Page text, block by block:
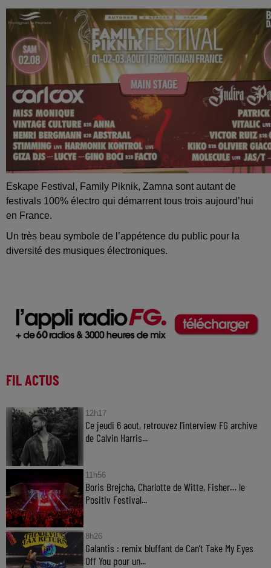
Eskape Festival, Family Piknik, Zamna sont autant de
festivals 100% électro qui démarrent tous trois aujourd’hui
en France.
Un très beau symbole de l’appétence du public pour la
diversité des musiques électroniques.
FIL ACTUS
12h17
Ce jeudi 6 aout, retrouvez l'interview FG archive
de Calvin Harris...
11h56
Boris Brejcha, Charlotte de Witte, Fisher… le
Positiv Festival...
8h26
Galantis : remix bluffant de Can’t Take My Eyes
Off You pour un...